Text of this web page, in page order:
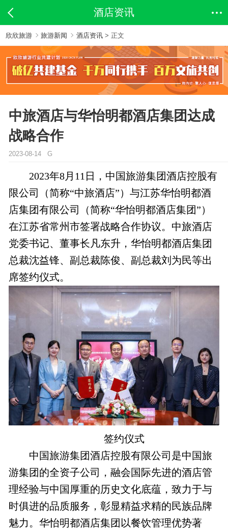
酒店资讯
欣欣旅游 旅游新闻 酒店资讯> 正文
中旅酒店与华怡明都酒店集团达成
战略合作
2023-08-14 G
2023年8月11日，中国旅游集团酒店控股有
限公司（简称“中旅酒店”）与江苏华怡明都酒
店集团有限公司（简称“华怡明都酒店集团”）
在江苏省常州市签署战略合作协议。中旅酒店
党委书记、董事长凡东升，华怡明都酒店集团
总裁沈益锋、副总裁陈俊、副总裁刘为民等出
席签约仪式。
签约仪式
中国旅游集团酒店控股有限公司是中国旅
游集团的全资子公司，融会国际先进的酒店管
理经验与中国厚重的历史文化底蕴，致力于与
时俱进的品质服务，彰显精益求精的民族品牌
魅力。华怡明都酒店集团以餐饮管理优势著